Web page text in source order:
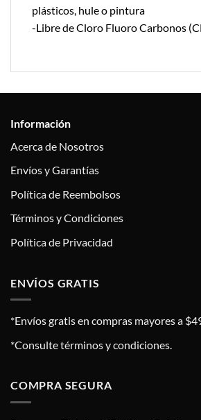
plásticos, hule o pintura
-Libre de Cloro Fluoro Carbonos
Información
Acerca de Nosotros
Envíos y Garantías
Política de Reembolsos
Términos y Condiciones
Política de Privacidad
ENVÍOS GRATIS
*Envíos gratis en compras mayores a
*Consulte términos y condiciones.
COMPRA SEGURA